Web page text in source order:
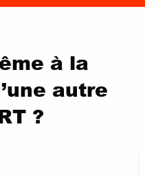
à la
autre
?